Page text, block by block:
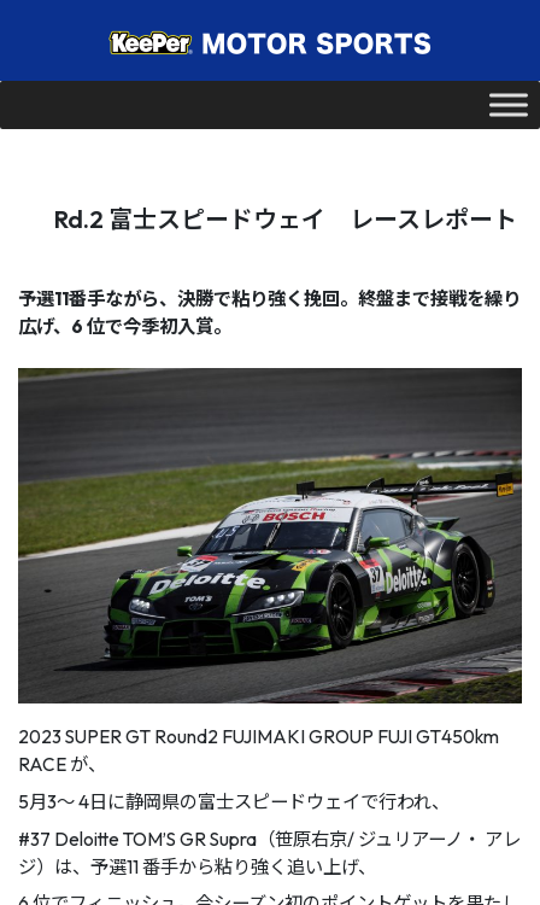
Rd.2 富士スピードウェイ レースレポート
予選11番手ながら、決勝で粘り強く挽回。終盤まで接戦を繰り
広げ、6 位で今季初入賞。
2023 SUPER GT Round2 FUJIMAKI GROUP FUJI GT450km
RACE が、
5月3～ 4日に静岡県の富士スピードウェイで行われ、
#37 Deloitte TOM’S GR Supra（笹原右京/ ジュリアーノ・ アレ
ジ）は、予選11 番手から粘り強く追い上げ、